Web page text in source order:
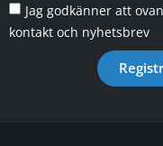
Jag godkänner att
kontakt och nyhetsbrev